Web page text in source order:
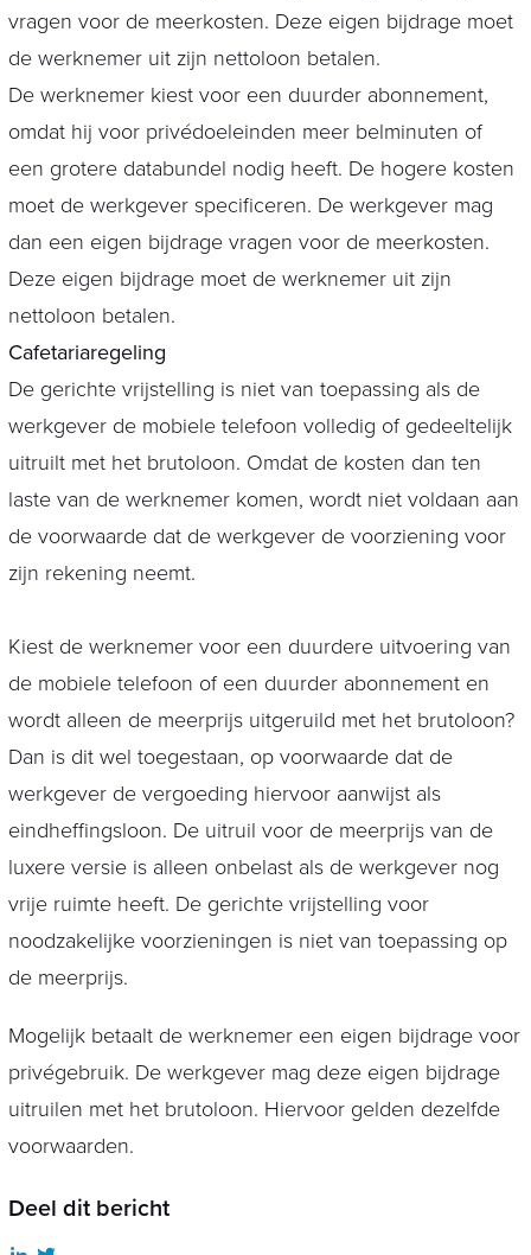
vragen voor de meerkosten. Deze eigen bijdrage moet
de werknemer uit zijn nettoloon betalen.
De werknemer kiest voor een duurder abonnement,
omdat hij voor privédoeleinden meer belminuten of
een grotere databundel nodig heeft. De hogere kosten
moet de werkgever specificeren. De werkgever mag
dan een eigen bijdrage vragen voor de meerkosten.
Deze eigen bijdrage moet de werknemer uit zijn
nettoloon betalen.
Cafetariaregeling
De gerichte vrijstelling is niet van toepassing als de
werkgever de mobiele telefoon volledig of gedeeltelijk
uitruilt met het brutoloon. Omdat de kosten dan ten
laste van de werknemer komen, wordt niet voldaan aan
de voorwaarde dat de werkgever de voorziening voor
zijn rekening neemt.
Kiest de werknemer voor een duurdere uitvoering van
de mobiele telefoon of een duurder abonnement en
wordt alleen de meerprijs uitgeruild met het brutoloon?
Dan is dit wel toegestaan, op voorwaarde dat de
werkgever de vergoeding hiervoor aanwijst als
eindheffingsloon. De uitruil voor de meerprijs van de
luxere versie is alleen onbelast als de werkgever nog
vrije ruimte heeft. De gerichte vrijstelling voor
noodzakelijke voorzieningen is niet van toepassing op
de meerprijs.
Mogelijk betaalt de werknemer een eigen bijdrage voor
privégebruik. De werkgever mag deze eigen bijdrage
uitruilen met het brutoloon. Hiervoor gelden dezelfde
voorwaarden.
Deel dit bericht